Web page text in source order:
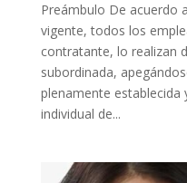
Preámbulo De acuerdo
vigente, todos los
contratante, lo realizan
subordinada,
plenamente
individual de...